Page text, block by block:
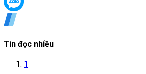
Tin đọc nhiều
1